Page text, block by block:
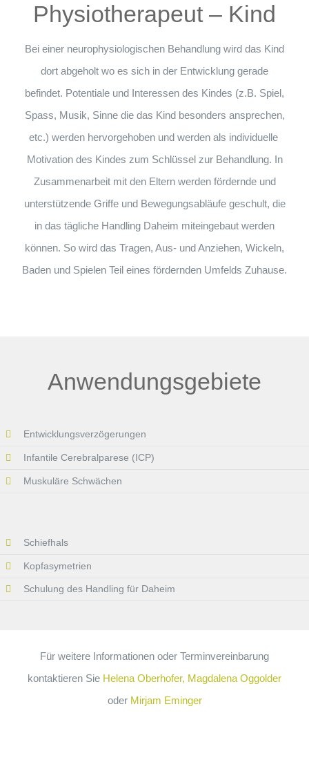
Physiotherapeut – Kind
Bei einer neurophysiologischen Behandlung wird das Kind
dort abgeholt wo es sich in der Entwicklung gerade
befindet. Potentiale und Interessen des Kindes (z.B. Spiel,
Spass, Musik, Sinne die das Kind besonders ansprechen,
etc.) werden hervorgehoben und werden als individuelle
Motivation des Kindes zum Schlüssel zur Behandlung. In
Zusammenarbeit mit den Eltern werden fördernde und
unterstützende Griffe und Bewegungsabläufe geschult, die
in das tägliche Handling Daheim miteingebaut werden
können. So wird das Tragen, Aus- und Anziehen, Wickeln,
Baden und Spielen Teil eines fördernden Umfelds Zuhause.
Anwendungsgebiete
Entwicklungsverzögerungen
Infantile Cerebralparese (ICP)
Muskuläre Schwächen
Schiefhals
Kopfasymetrien
Schulung des Handling für Daheim
Für weitere Informationen oder Terminvereinbarung
kontaktieren Sie Helena Oberhofer, Magdalena Oggolder
oder Mirjam Eminger